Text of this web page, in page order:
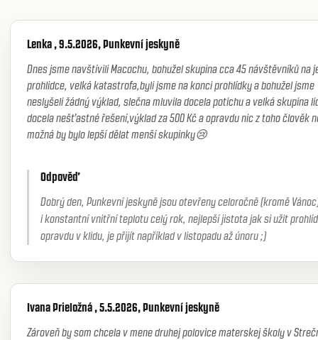
Lenka , 9.5.2026, Punkevní jeskyně
Dnes jsme navštívili Macochu, bohužel skupina cca 45 návštěvníků na
prohlidce, velká katastrofa,byli jsme na konci prohlídky a bohužel jsme
neslyšeli žádný výklad, slečna mluvila docela potichu a velká skupina
docela nešťastné řešení,výklad za 500 Kč a opravdu nic z toho člověk
možná by bylo lepší dělat menší skupinky😢
Odpověď
Dobrý den, Punkevní jeskyně jsou otevřeny celoročně (kromě
i konstantní vnitřní teplotu celý rok, nejlepší jistota jak si užit
opravdu v klidu, je přijít například v listopadu až únoru ;)
Ivana Prieložná , 5.5.2026, Punkevní jeskyně
Zároveň by som chcela v mene druhej polovice materskej školy v